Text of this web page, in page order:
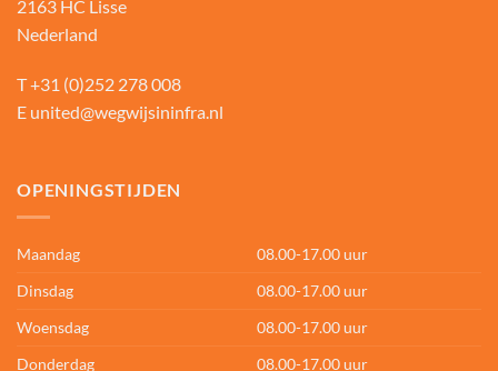
2163 HC Lisse
Nederland
T+31 (0)252 278 008
E united@wegwijsininfra.nl
OPENINGSTIJDEN
Maandag
08.00-17.00 uur
Dinsdag
08.00-17.00 uur
Woensdag
08.00-17.00 uur
Donderdag
08.00-17.00 uur